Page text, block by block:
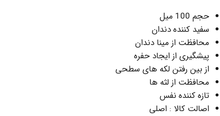
حجم 100
میل
سفید کننده دندان
محافظت از مینا دندان
پیشگیری از ایجاد حفره
از بین رفتن لکه های سطحی
محافظت از لثه ها
تازه کننده نفس
اصالت کالا : اصلی